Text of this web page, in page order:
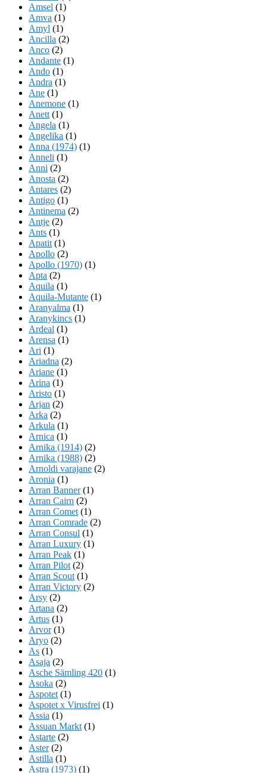
Amsel (1)
Amva (1)
Amyl (1)
Ancilla (2)
Anco (2)
Andante (1)
Ando (1)
Andra (1)
Ane (1)
Anemone (1)
Anett (1)
Angela (1)
Angelika (1)
Anna (1974) (1)
Anneli (1)
Anni (2)
Anosta (2)
Antares (2)
Antigo (1)
Antinema (2)
Antje (2)
Ants (1)
Apatit (1)
Apollo (2)
Apollo (1970) (1)
Apta (2)
Aquila (1)
Aquila-Mutante (1)
Aranyalma (1)
Aranykincs (1)
Ardeal (1)
Arensa (1)
Ari (1)
Ariadna (2)
Ariane (1)
Arina (1)
Aristo (1)
Arjan (2)
Arka (2)
Arkula (1)
Arnica (1)
Arnika (1914) (2)
Arnika (1988) (2)
Arnoldi varajane (2)
Aronia (1)
Arran Banner(1)
Arran Cairn (2)
Arran Comet (1)
Arran Comrade (2)
Arran Consul (1)
Arran Luxury (1)
Arran Peak (1)
Arran Pilot (2)
Arran Scout (1)
Arran Victory (2)
Arsy (2)
Artana (2)
Artus (1)
Arvor(1)
Aryo (2)
As (1)
Asaja (2)
Asche Sämling 420 (1)
Asoka (2)
Aspotet (1)
Aspotet x Virusfrei (1)
Assia (1)
Assuan Markt (1)
Astarte (2)
Aster(2)
Astilla (1)
Astra (1973) (1)